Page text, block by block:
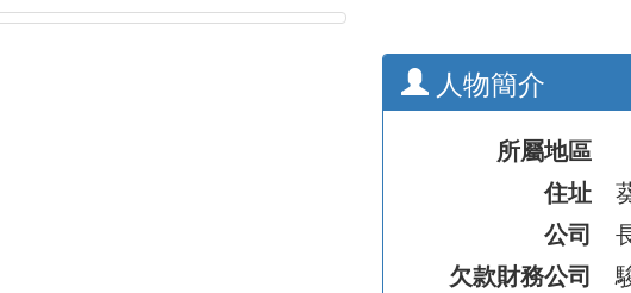
人物簡介
所屬地區
住址
公司
欠款財務公司